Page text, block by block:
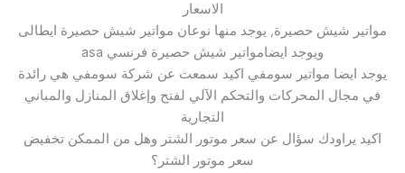
الاسعار
مواتير شيش حصيرة, يوجد منها نوعان مواتير شيش حصيرة ايطالى
asa ويوجد ايضامواتير شيش حصيرة فرنسي
يوجد ايضا مواتير سومفي اكيد سمعت عن شركة سومفي هي رائدة
في مجال المحركات والتحكم الآلي لفتح وإغلاق المنازل والمباني
التجارية
اكيد يراودك سؤال عن سعر موتور الشتر وهل من الممكن تخفيض
سعر موتور الشتر؟